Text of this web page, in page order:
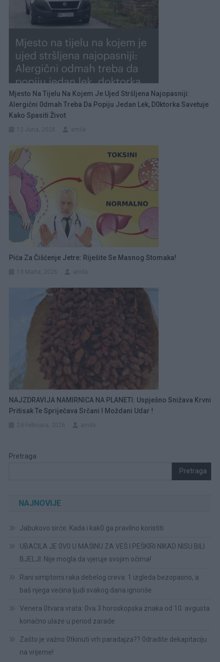
Mjesto Na Tijelu Na Kojem Je Ujed Stršljena Najopasniji:
Alergični 0dmah Treba Da Popiju Jedan Lek, D0ktorka Savetuje
Kako Spasiti Život
Pića Za Čišćenje Jetre: Riješite Se Masnog Stomaka!
NAJZDRAVIJA NAMIRNICA NA PLANETI: Uspješno Snižava Krvni
Pritisak Te Spriječava Srčani I Moždani Udar !
Pretraga
Pretraga
NAJNOVIJE
Jabukovo sirće: Kada i kak0 ga pravilno koristiti
UBACILA JE 0V0 U MAŠINU ZA VEŠ I PEŠKIRI NIKAD NISU BILI
BJELJI: Nije mogla da vjeruje svojim očima!
Rani simptomi raka debelog creva: 1 izgleda bezopasno, a
baš njega većina ljudi svakog dana ignoriše
Venera 0tvara vrata: 0va 3 horoskopska znaka od 10. avgusta
konačno ulaze u period zarade
Zašto je važno 0tkinuti vrh paradajza?? 0dradite dekapitaciju
na vrijeme!